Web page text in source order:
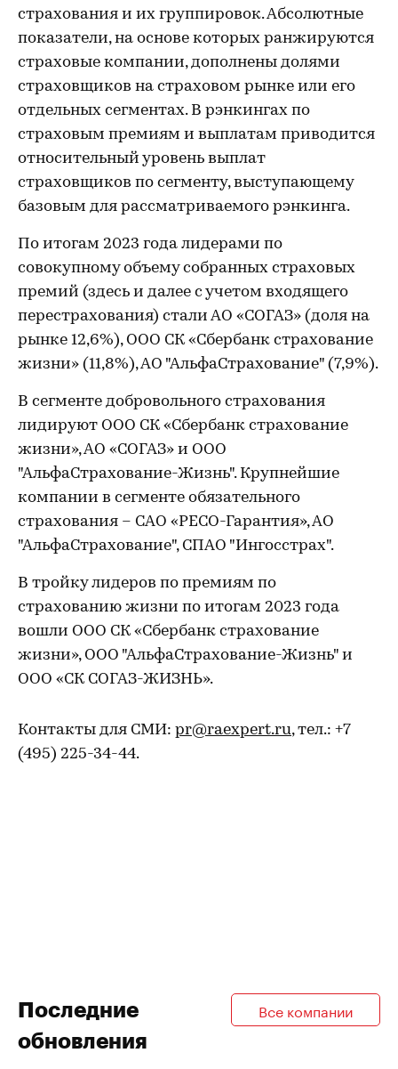
страхования и их группировок. Абсолютные
показатели, на основе которых ранжируются
страховые компании, дополнены долями
страховщиков на страховом рынке или его
отдельных сегментах. В рэнкингах по
страховым премиям и выплатам приводится
относительный уровень выплат
страховщиков по сегменту, выступающему
базовым для рассматриваемого рэнкинга.
По итогам 2023 года лидерами по
совокупному объему собранных страховых
премий (здесь и далее с учетом входящего
перестрахования) стали АО «СОГАЗ» (доля на
рынке 12,6%), ООО СК «Сбербанк страхование
жизни» (11,8%), АО "АльфаСтрахование" (7,9%).
В сегменте добровольного страхования
лидируют ООО СК «Сбербанк страхование
жизни», АО «СОГАЗ» и ООО
"АльфаСтрахование-Жизнь". Крупнейшие
компании в сегменте обязательного
страхования – САО «РЕСО-Гарантия», АО
"АльфаСтрахование", СПАО "Ингосстрах".
В тройку лидеров по премиям по
страхованию жизни по итогам 2023 года
вошли ООО СК «Сбербанк страхование
жизни», ООО "АльфаСтрахование-Жизнь" и
ООО «СК СОГАЗ-ЖИЗНЬ».
Контакты для СМИ: pr@raexpert.ru, тел.: +7
(495) 225-34-44.
Последние
обновления
Все компании